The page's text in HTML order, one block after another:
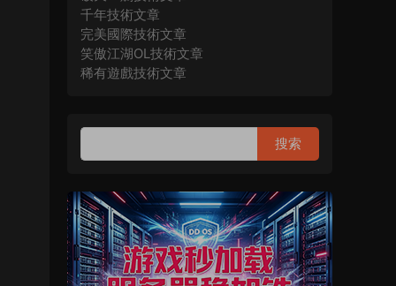
千年技術文章
完美國際技術文章
笑傲江湖OL技術文章
稀有遊戲技術文章